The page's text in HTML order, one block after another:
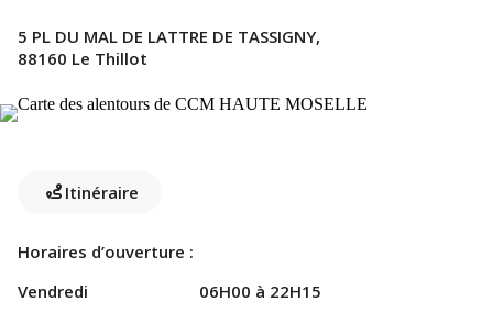
5 PL DU MAL DE LATTRE DE TASSIGNY,
88160 Le Thillot
Itinéraire
Horaires d’ouverture :
Vendredi
06H00 à 22H15